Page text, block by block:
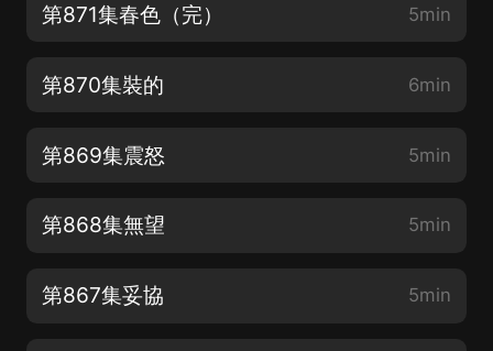
第871集春色（完） 5min
第870集裝的 6min
第869集震怒 5min
第868集無望 5min
第867集妥協 5min